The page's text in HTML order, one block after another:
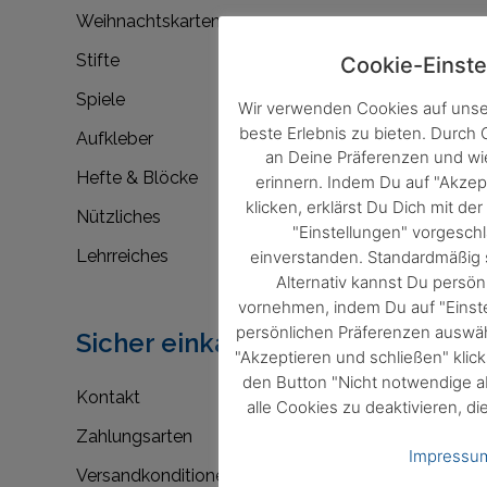
Weihnachtskarten
Stifte
Spiele
Aufkleber
Hefte & Blöcke
Nützliches
Lehrreiches
Sicher einkaufen
Kontakt
Zahlungsarten
Versandkonditionen
Cookie-
Wir verwenden Cookies auf
beste Erlebnis zu bieten. Durch
an Deine Präferenzen und
erinnern. Indem Du auf
klicken, erklärst Du Dich mit
"Einstellungen"
einverstanden.
Alternativ kannst Du
vornehmen, indem Du auf
persönlichen Präferenzen
"Akzeptieren und schließen"
den Button "Nicht notwendige
alle Cookies zu deaktivieren,